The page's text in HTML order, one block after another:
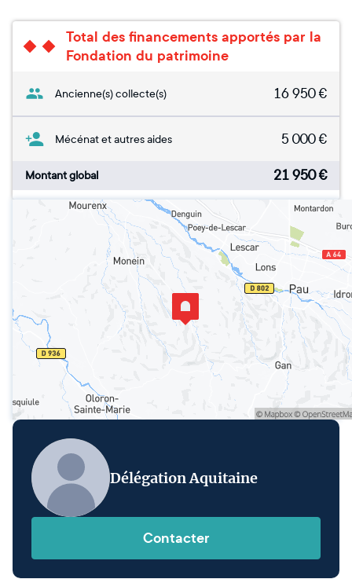
Total des financements apportés par la
Fondation du patrimoine
Ancienne(s) collecte(s) 16 950€
Mécénat et autres aides 5 000€
Montant global 21 950€
Délégation Aquitaine
Contacter